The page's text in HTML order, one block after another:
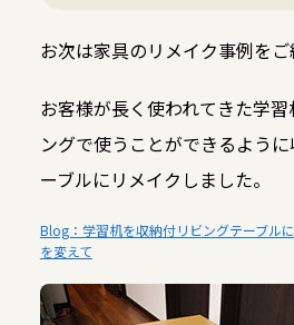
お次は家具のリメイク事例をご
お客様が長く使われてきた学
ングで使うことができるよう
ーブルにリメイクしました。
Blog：学習机を収納付リビングテーブル
を変えて